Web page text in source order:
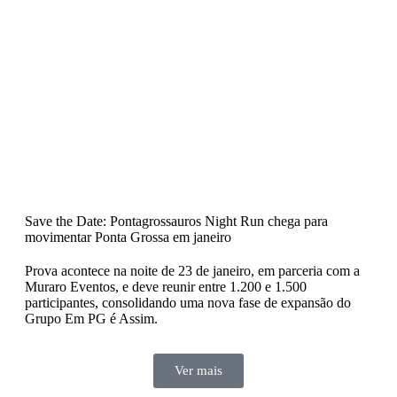
Save the Date: Pontagrossauros Night Run chega para
movimentar Ponta Grossa em janeiro
Prova acontece na noite de 23 de janeiro, em parceria com a
Muraro Eventos, e deve reunir entre 1.200 e 1.500
participantes, consolidando uma nova fase de expansão do
Grupo Em PG é Assim.
Ver mais